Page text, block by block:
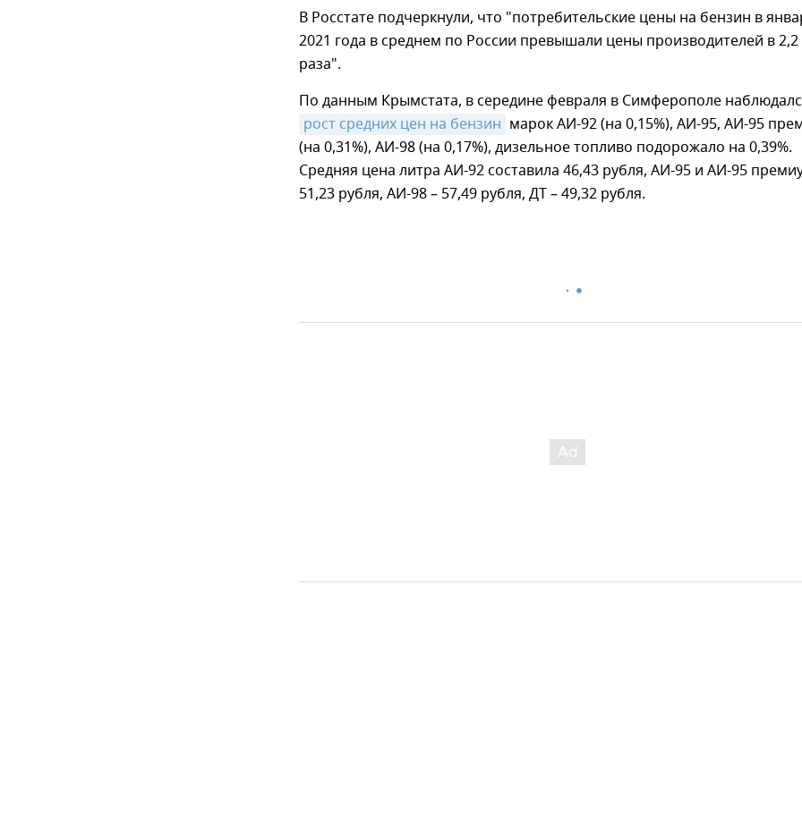
В Росстате подчеркнули, что "потребительские цены на бензин в
2021 года в среднем по России превышали цены производителей в 2,2
раза".
По данным Крымстата, в середине февраля в Симферополе
рост средних цен на бензин марок АИ-92 (на 0,15%), АИ-95, АИ-95
(на 0,31%), АИ-98 (на 0,17%), дизельное топливо подорожало на 0,39%.
Средняя цена литра АИ-92 составила 46,43 рубля, АИ-95 и АИ-95
51,23 рубля, АИ-98 – 57,49 рубля, ДТ – 49,32 рубля.